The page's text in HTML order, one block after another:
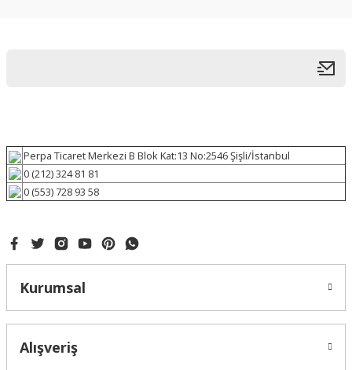
Perpa Ticaret Merkezi B Blok Kat:13 No:2546 Şişli/İstanbul
0 (212) 324 81 81
0 (553) 728 93 58
Kurumsal
Alışveriş